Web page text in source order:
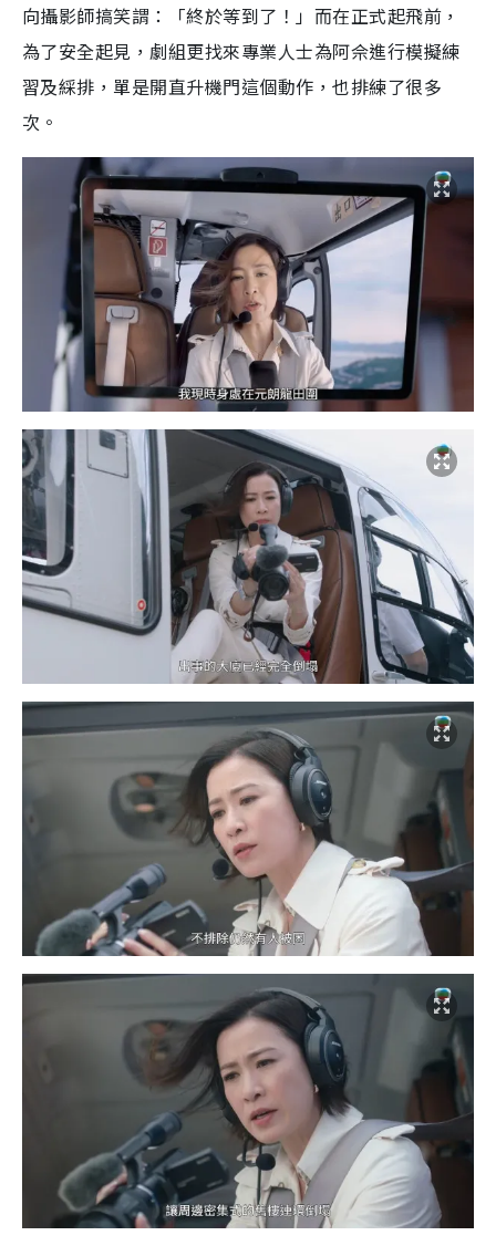
向攝影師搞笑謂：「終於等到了！」而在正式起飛前，
為了安全起見，劇組更找來專業人士為阿佘進行模擬練
習及綵排，單是開直升機門這個動作，也排練了很多
次。